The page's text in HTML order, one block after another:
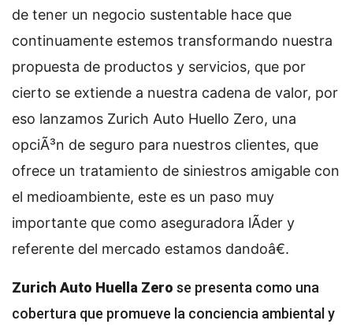
de tener un negocio sustentable hace que
continuamente estemos transformando nuestra
propuesta de productos y servicios, que por
cierto se extiende a nuestra cadena de valor, por
eso lanzamos Zurich Auto Huello Zero, una
opciÃ³n de seguro para nuestros clientes, que
ofrece un tratamiento de siniestros amigable con
el medioambiente, este es un paso muy
importante que como aseguradora lÃ­der y
referente del mercado estamos dandoâ€.
Zurich Auto Huella Zero se presenta como una
cobertura que promueve la conciencia ambiental y